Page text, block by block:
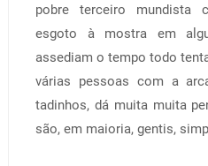
pobre terceiro mundista
esgoto à mostra em
assediam o tempo todo
várias pessoas com a
tadinhos, dá muita muita
são, em maioria, gentis,